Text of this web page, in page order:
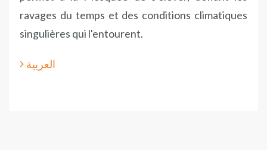
ravages du temps et des conditions climatiques
singulières qui l'entourent.
العربية